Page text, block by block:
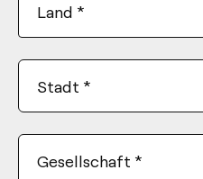
Land *
Stadt *
Gesellschaft *